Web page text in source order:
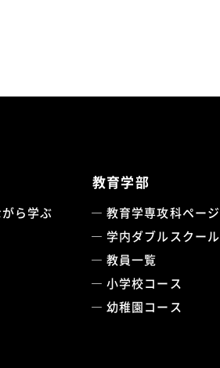
ら学ぶ
教育学部
教育学専攻科ページ
学内ダブルスクール
教員一覧
小学校コース
幼稚園コース